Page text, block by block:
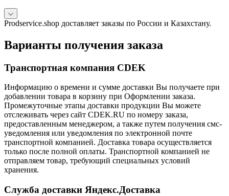
Prodservice.shop доставляет заказы по России и Казахстану.
Варианты получения заказа
Транспортная компания CDEK
Информацию о времени и сумме доставки Вы получаете при
добавлении товара в корзину при Оформлении заказа.
Промежуточные этапы доставки продукции Вы можете
отслеживать через сайт CDEK.RU по номеру заказа,
предоставленным менеджером, а также путем получения смс-
уведомления или уведомления по электронной почте
транспортной компанией. Доставка товара осуществляется
только после полной оплаты. Транспортной компанией не
отправляем товар, требующий специальных условий
хранения.
Служба доставки Яндекс.Доставка